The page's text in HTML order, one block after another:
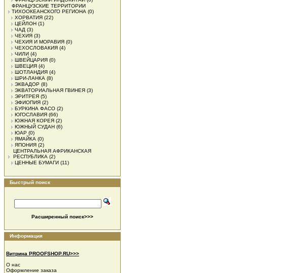
ФРАНЦУЗСКИЕ ТЕРРИТОРИИ
ТИХООКЕАНСКОГО РЕГИОНА (0)
ХОРВАТИЯ (22)
ЦЕЙЛОН (1)
ЧАД (3)
ЧЕХИЯ (3)
ЧЕХИЯ И МОРАВИЯ (0)
ЧЕХОСЛОВАКИЯ (4)
ЧИЛИ (4)
ШВЕЙЦАРИЯ (0)
ШВЕЦИЯ (4)
ШОТЛАНДИЯ (4)
ШРИ-ЛАНКА (8)
ЭКВАДОР (8)
ЭКВАТОРИАЛЬНАЯ ГВИНЕЯ (3)
ЭРИТРЕЯ (5)
ЭФИОПИЯ (2)
БУРКИНА ФАСО (2)
ЮГОСЛАВИЯ (66)
ЮЖНАЯ КОРЕЯ (2)
ЮЖНЫЙ СУДАН (6)
ЮАР (0)
ЯМАЙКА (0)
ЯПОНИЯ (2)
ЦЕНТРАЛЬНАЯ АФРИКАНСКАЯ
РЕСПУБЛИКА (2)
ЦЕННЫЕ БУМАГИ (11)
Быстрый поиск
Расширенный поиск>>>
Информация
Витрина PROOFSHOP.RU>>>
О нас
Оформление заказа